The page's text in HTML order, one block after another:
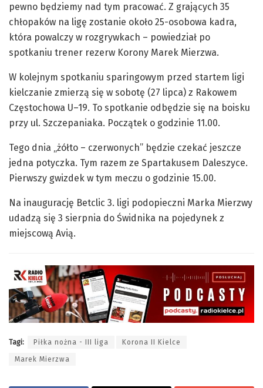
pewno będziemy nad tym pracować. Z grających 35
chłopaków na ligę zostanie około 25-osobowa kadra,
która powalczy w rozgrywkach – powiedział po
spotkaniu trener rezerw Korony Marek Mierzwa.
W kolejnym spotkaniu sparingowym przed startem ligi
kielczanie zmierzą się w sobotę (27 lipca) z Rakowem
Częstochowa U–19. To spotkanie odbędzie się na boisku
przy ul. Szczepaniaka. Początek o godzinie 11.00.
Tego dnia „żółto – czerwonych” będzie czekać jeszcze
jedna potyczka. Tym razem ze Spartakusem Daleszyce.
Pierwszy gwizdek w tym meczu o godzinie 15.00.
Na inaugurację Betclic 3. ligi podopieczni Marka Mierzwy
udadzą się 3 sierpnia do Świdnika na pojedynek z
miejscową Avią.
Tagi: Piłka nożna - III liga Korona II Kielce
Marek Mierzwa